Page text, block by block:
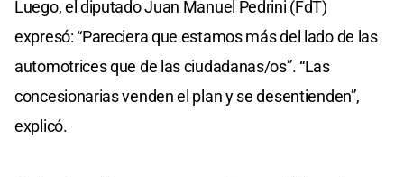
Luego, el diputado Juan Manuel Pedrini (FdT)
expresó: “Pareciera que estamos más del lado de las
automotrices que de las ciudadanas/os”. “Las
concesionarias venden el plan y se desentienden”,
explicó.